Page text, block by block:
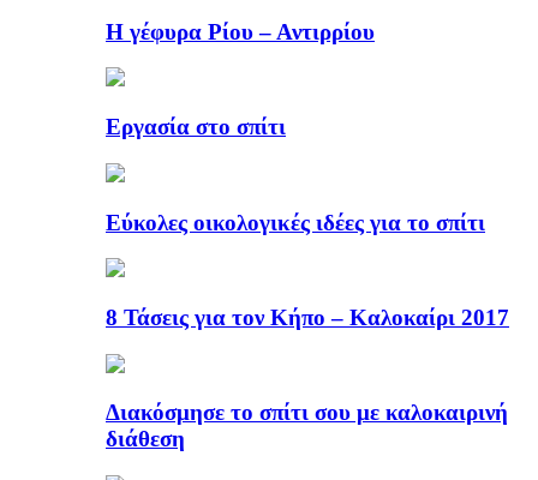
Η γέφυρα Ρίου – Αντιρρίου
Εργασία στο σπίτι
Εύκολες οικολογικές ιδέες για το σπίτι
8 Τάσεις για τον Κήπο – Καλοκαίρι 2017
Διακόσμησε το σπίτι σου με καλοκαιρινή
διάθεση